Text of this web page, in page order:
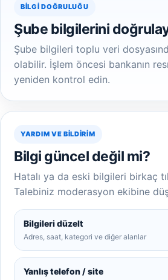
BILGI DOĞRULUĞU
Şube bilgilerini
Şube bilgileri toplu veri
olabilir. İşlem öncesi bankanın
yeniden kontrol edin.
YARDIM VE BILDIRIM
Bilgi güncel değil mi?
Hatalı ya da eski bilgileri birkaç
Talebiniz moderasyon ekibine
Bilgileri düzelt
Adres, saat, kategori ve diğer alanlar
Yanlış telefon / site